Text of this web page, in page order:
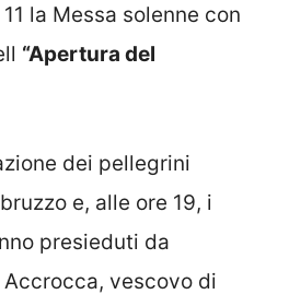
la Messa solenne con
“Apertura del
dei pellegrini
e, alle ore 19, i
presieduti da
vescovo di